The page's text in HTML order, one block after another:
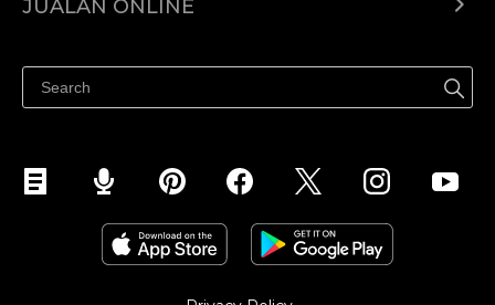
Pusat Bantuan
JUALAN ONLINE
Jualan di Facebook